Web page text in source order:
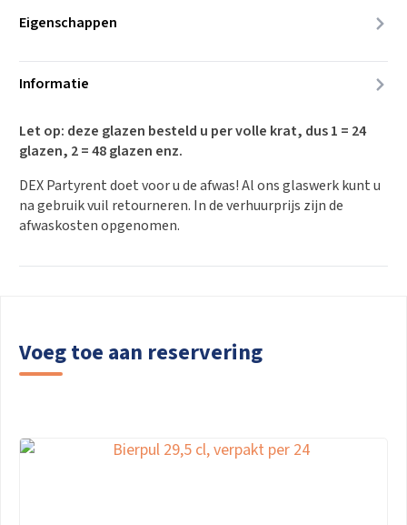
per
24
Eigenschappen
Informatie
Let op: deze glazen besteld u per volle krat, dus 1 = 24
glazen, 2 = 48 glazen enz.
DEX Partyrent doet voor u de afwas! Al ons glaswerk kunt u
na gebruik vuil retourneren. In de verhuurprijs zijn de
afwaskosten opgenomen.
Voeg toe aan reservering